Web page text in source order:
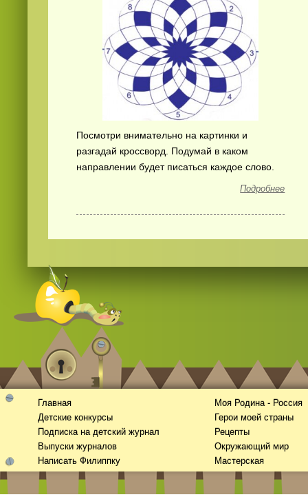
Посмотри внимательно на картинки и
разгадай кроссворд. Подумай в каком
направлении будет писаться каждое слово.
Подробнее
Главная
Детские конкурсы
Подписка на детский журнал
Выпуски журналов
Написать Филиппку
Моя Родина - Россия
Герои моей страны
Рецепты
Окружающий мир
Мастерская